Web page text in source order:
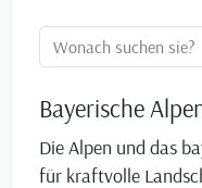
Ortssuche:
Bayerische
Die Alpen und das
für kraftvolle